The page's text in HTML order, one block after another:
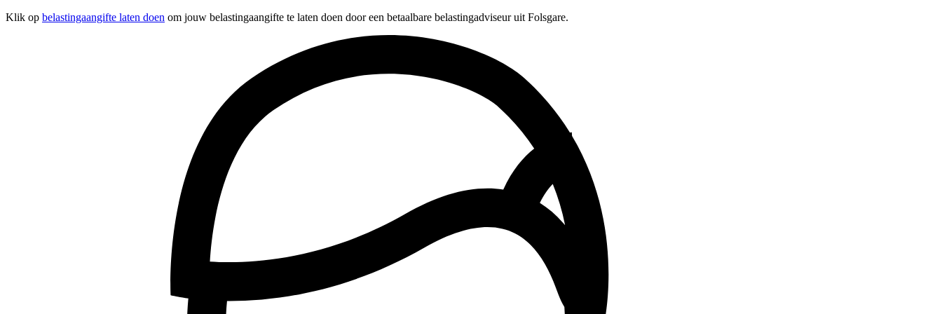
Klik op belastingaangifte laten doen om jouw belastingaangifte te laten doen door een betaalbare belastingadviseur uit Folsgare.